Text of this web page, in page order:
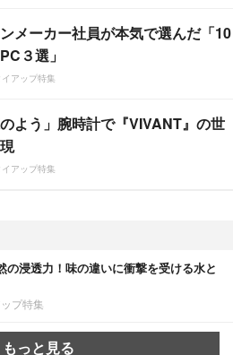
メーカー社員が本気で選んだ「10
３選」
アップ特集
のよう」腕時計で『VIVANT』の世
アップ特集
の浸透力！味の違いに衝撃を受ける水と
プ特集
もっと見る